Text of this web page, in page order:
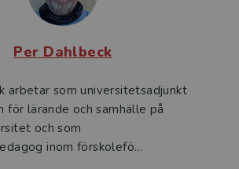
Per Dahlbeck
arbetar som universitetsadjunkt
för lärande och samhälle på
och som
inom förskolefö...